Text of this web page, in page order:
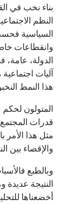
بناء نخب في
النظم
السياسية
وانقطاعات
الدولة،
آليات
هذا النمط
المتولون
قدرات
مثل هذا الأمر
والإقصاء بين
وبالطبع
النتيجة
أخضعناها